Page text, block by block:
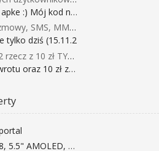
:) Mój kod na 40
6 miesięcy za darmo za przeniesienie numeru do Play NEXT
tylko dziś (15.11.2
10 zł TYLKO DZISIAJ
oraz 10 zł za r
Homecare AICALL V8, 5.5" AMOLED, 4/128GB, Snapdragon 652, LTE, QC3.0, 3400mAh za 416zł